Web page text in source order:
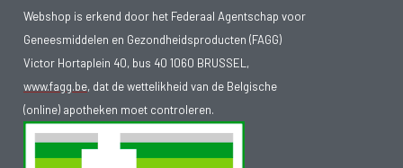
Webshop is erkend door het Federaal Agentschap voor
Geneesmiddelen en Gezondheidsproducten (FAGG)
Victor Hortaplein 40, bus 40 1060 BRUSSEL,
www.fagg.be, dat de wettelikheid van de Belgische
(online) apotheken moet controleren.